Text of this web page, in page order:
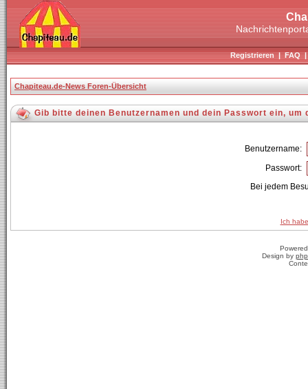
Registrieren|FAQ
Chapiteau.de-News Foren-Übersicht
Gib bitte deinen Benutzernamen und dein Passwort ein, um
Benutzername:
Passwort:
Bei jedem
Ich
Design by